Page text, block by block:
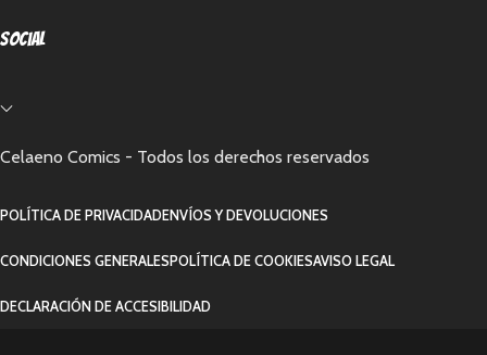
Social
Celaeno Comics - Todos los derechos reservados
POLÍTICA DE PRIVACIDADENVÍOS Y DEVOLUCIONES
CONDICIONES GENERALESPOLÍTICA DE COOKIESAVISO LEGAL
DECLARACIÓN DE ACCESIBILIDAD